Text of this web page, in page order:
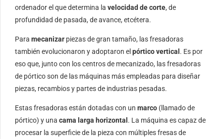
ordenador el que determina la velocidad de corte, de
profundidad de pasada, de avance, etcétera.
Para mecanizar piezas de gran tamaño, las fresadoras
también evolucionaron y adoptaron el pórtico vertical . Es por
eso que, junto con los centros de mecanizado, las fresadoras
de pórtico son de las máquinas más empleadas para diseñar
piezas, recambios y partes de industrias pesadas.
Estas fresadoras están dotadas con un marco (llamado de
pórtico) y una cama larga horizontal . La máquina es capaz de
procesar la superficie de la pieza con múltiples fresas de